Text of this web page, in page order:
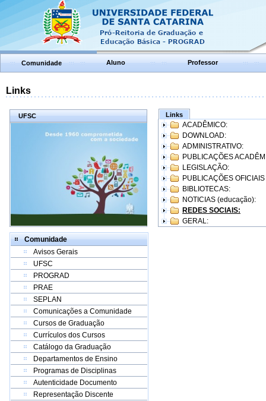
Comunidade Aluno Professor
Links
UFSC
Comunidade
Avisos Gerais
UFSC
PROGRAD
PRAE
SEPLAN
Comunicações a Comunidade
Cursos de Graduação
Currículos dos Cursos
Catálogo da Graduação
Departamentos de Ensino
Programas de Disciplinas
Autenticidade Documento
Representação Discente
Links
ACADÊMICO:
DOWNLOAD:
ADMINISTRATIVO:
PUBLICAÇÕES
LEGISLAÇÃO:
PUBLICAÇÕES
BIBLIOTECAS:
NOTICIAS (educação):
REDES SOCIAIS:
GERAL: